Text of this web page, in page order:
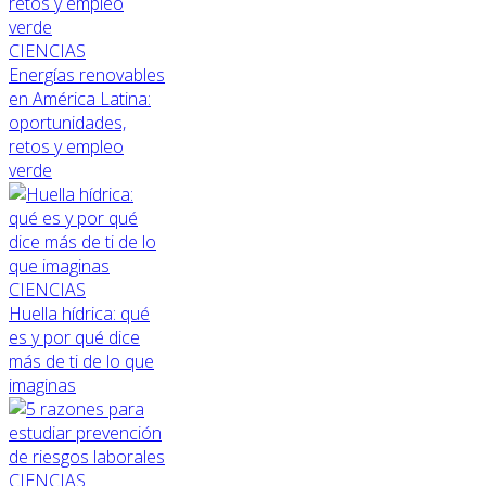
CIENCIAS
Energías renovables
en América Latina:
oportunidades,
retos y empleo
verde
CIENCIAS
Huella hídrica: qué
es y por qué dice
más de ti de lo que
imaginas
CIENCIAS